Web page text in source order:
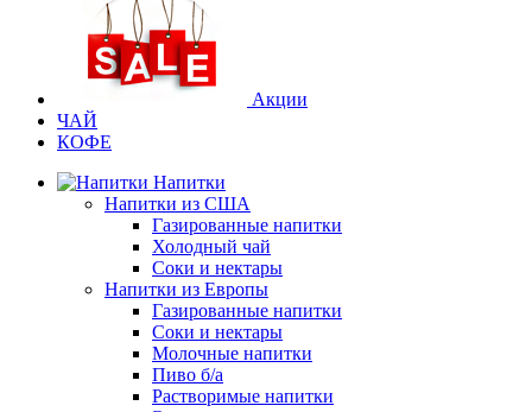
Акции
ЧАЙ
КОФЕ
Напитки
Напитки из США
Газированные напитки
Холодный чай
Соки и нектары
Напитки из Европы
Газированные напитки
Соки и нектары
Молочные напитки
Пиво б/а
Растворимые напитки